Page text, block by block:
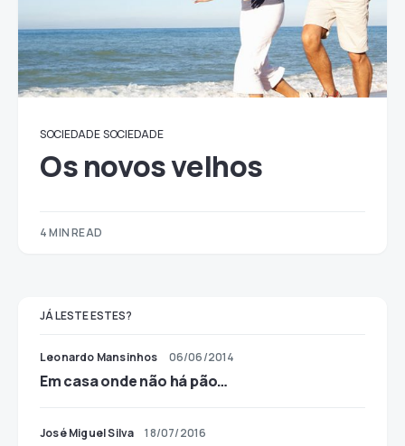
SOCIEDADE SOCIEDADE
Os novos velhos
4 MIN READ
JÁ LESTE ESTES?
Leonardo Mansinhos 06/06/2014
Em casa onde não há pão…
José Miguel Silva 18/07/2016